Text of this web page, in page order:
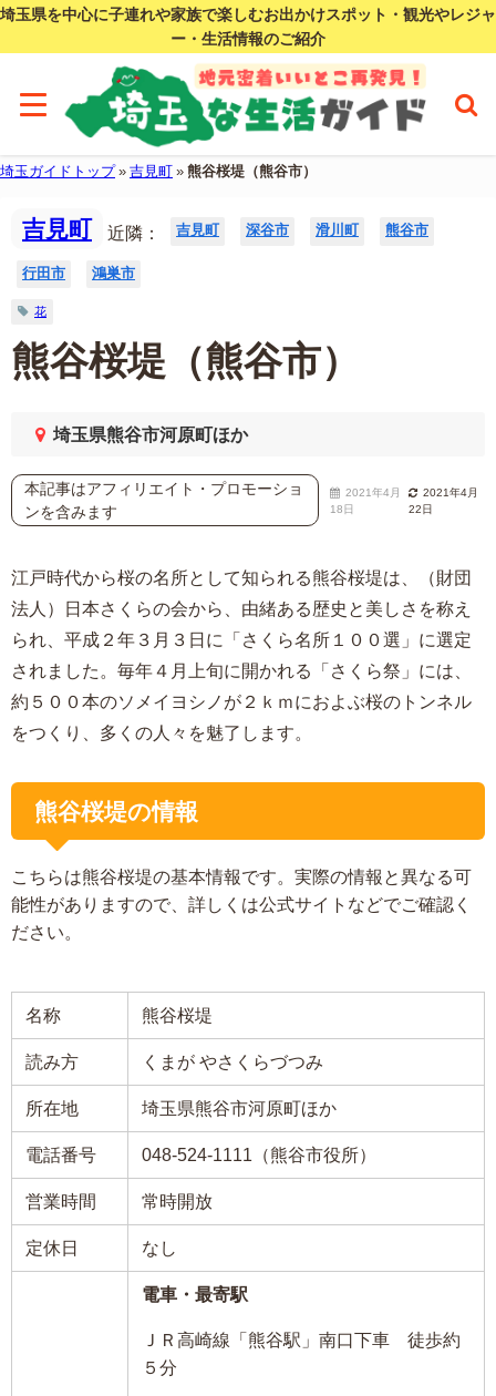
埼玉県を中心に子連れや家族で楽しむお出かけスポット・観光やレジャ
ー・生活情報のご紹介
埼玉ガイドトップ» 吉見町 » 熊谷桜堤（熊谷市）
吉見町 近隣： 吉見町 深谷市 滑川町 熊谷市
行田市 鴻巣市
花
熊谷桜堤（熊谷市）
埼玉県熊谷市河原町ほか
本記事はアフィリエイト・プロモーショ
ンを含みます
2021年4月
18日
2021年4月
22日
江戸時代から桜の名所として知られる熊谷桜堤は、（財団
法人）日本さくらの会から、由緒ある歴史と美しさを称え
られ、平成２年３月３日に「さくら名所１００選」に選定
されました。毎年４月上旬に開かれる「さくら祭」には、
約５００本のソメイヨシノが２ｋｍにおよぶ桜のトンネル
をつくり、多くの人々を魅了します。
熊谷桜堤の情報
こちらは熊谷桜堤の基本情報です。実際の情報と異なる可
能性がありますので、詳しくは公式サイトなどでご確認く
ださい。
名称 熊谷桜堤
読み方 くまが やさくらづつみ
所在地 埼玉県熊谷市河原町ほか
電話番号 048-524-1111（熊谷市役所）
営業時間 常時開放
定休日 なし
電車・最寄駅
ＪＲ高崎線「熊谷駅」南口下車 徒歩約
５分